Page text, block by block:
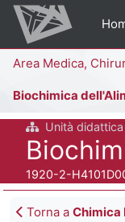
Vai al contenuto
Percorso della
Unità didattica
Titolo del corso
Codice identificativo
1920-2-
Blocchi
Torna a Chimica